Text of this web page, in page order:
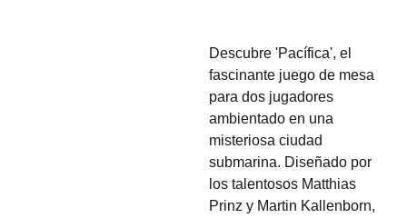
Descubre 'Pacífica', el
fascinante juego de mesa
para dos jugadores
ambientado en una
misteriosa ciudad
submarina. Diseñado por
los talentosos Matthias
Prinz y Martin Kallenborn,